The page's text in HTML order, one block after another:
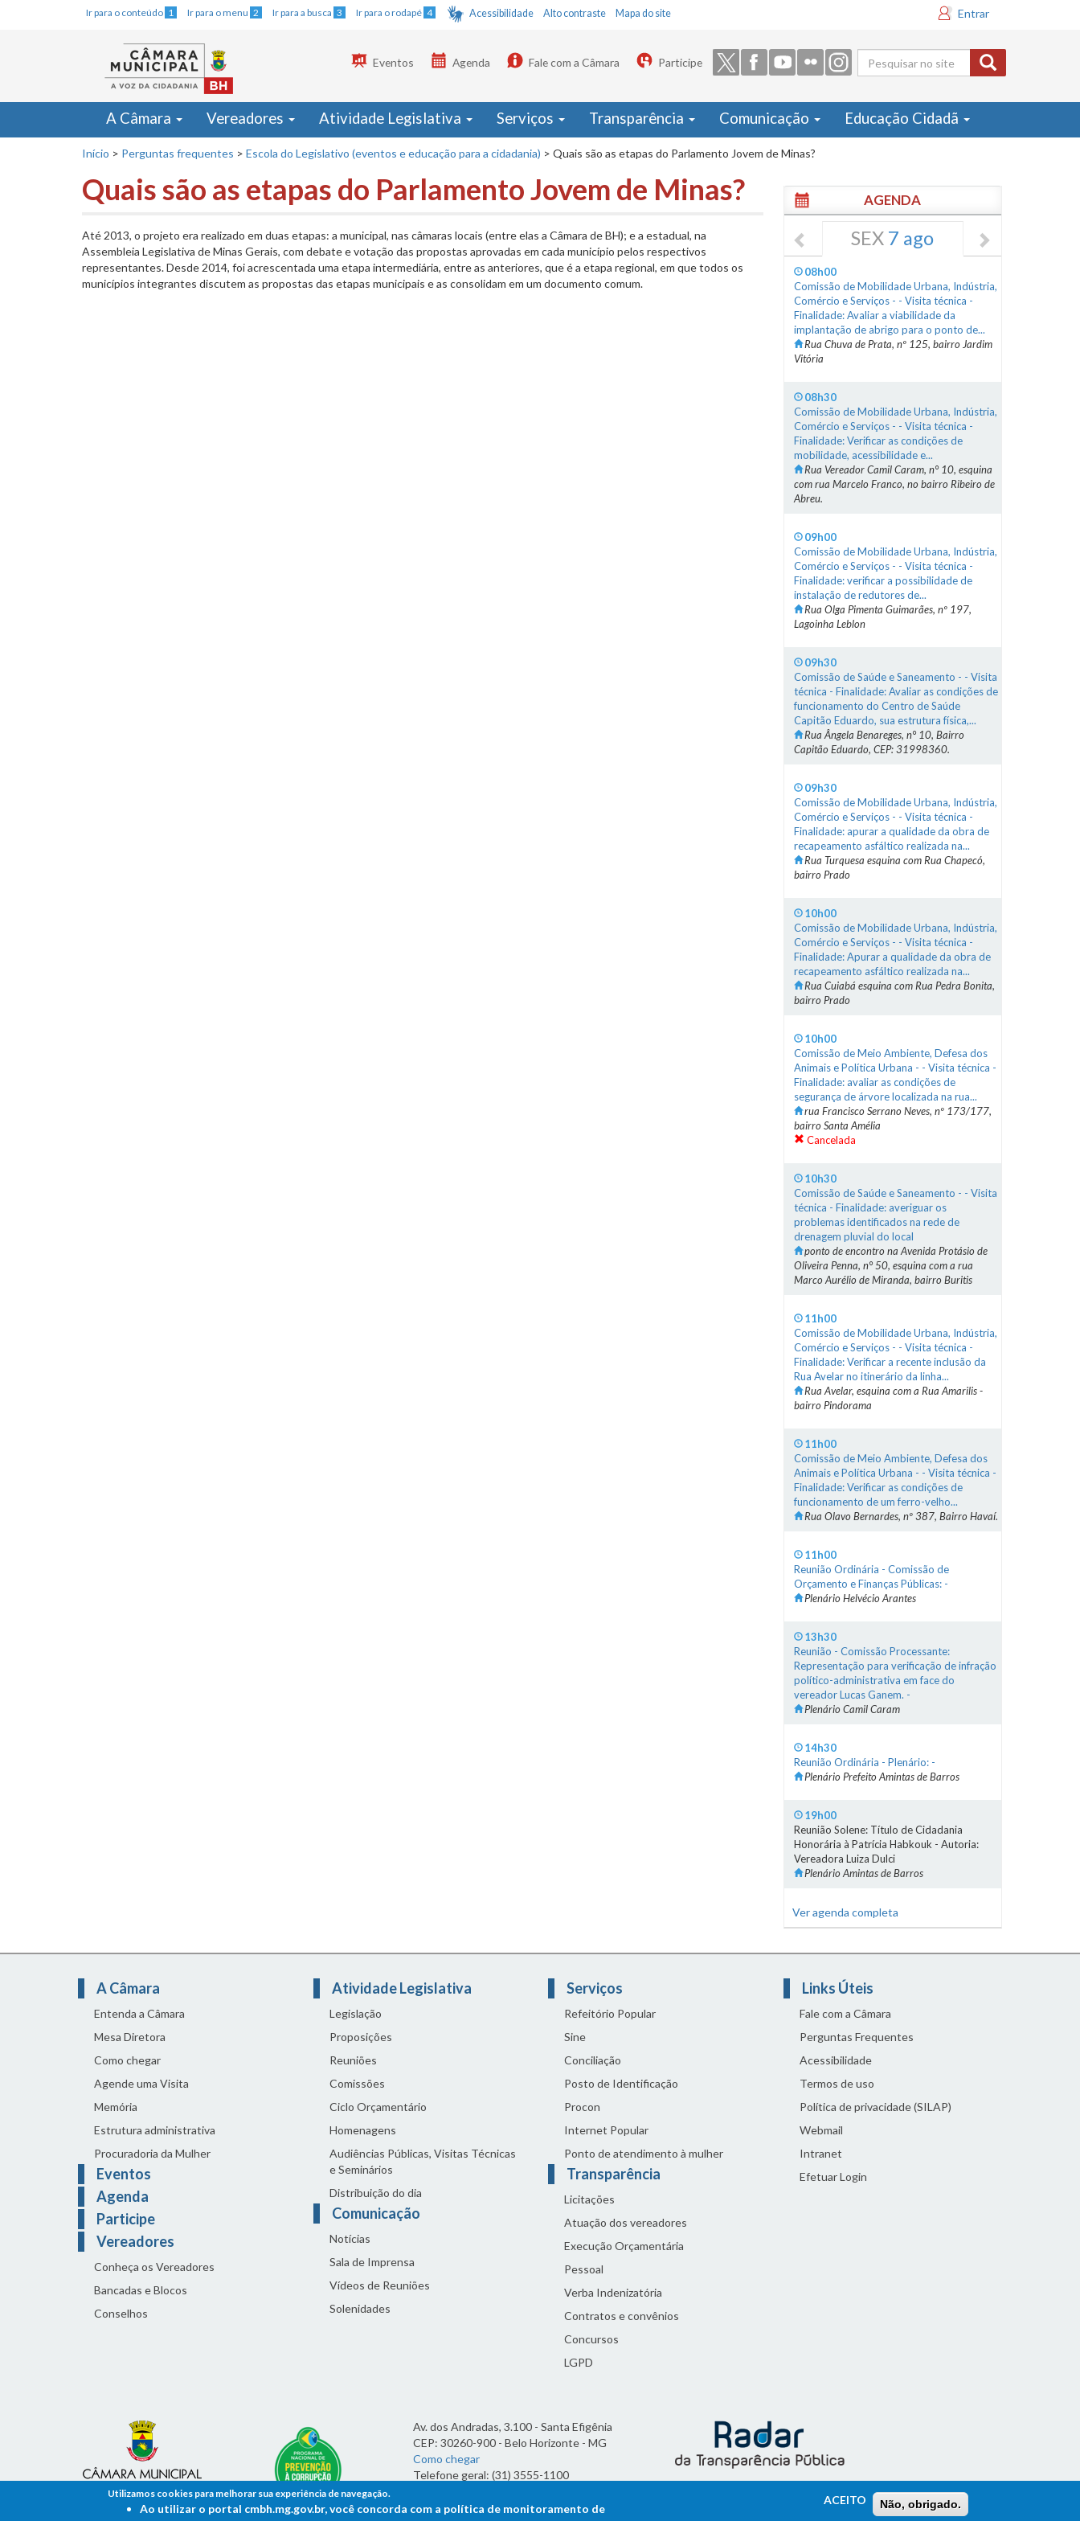
Ir para o conteúdo 1 Ir para o menu 2 Ir para a busca 3 Ir para o rodapé 4 Acessibilidade Alto contraste Mapa do site Entrar
Formulário
de busca
Eventos Agenda Fale com a Câmara Participe
A Câmara Vereadores Atividade Legislativa Serviços Transparência Comunicação Educação Cidadã
Início > Perguntas frequentes > Escola do Legislativo (eventos e educação para a cidadania) > Quais são as etapas do Parlamento Jovem de Minas?
Quais são as etapas do Parlamento Jovem de Minas?
Até 2013, o projeto era realizado em duas etapas: a municipal, nas câmaras locais (entre elas a Câmara de BH); e a estadual, na
Assembleia Legislativa de Minas Gerais, com debate e votação das propostas aprovadas em cada município pelos respectivos
representantes. Desde 2014, foi acrescentada uma etapa intermediária, entre as anteriores, que é a etapa regional, em que todos os
municípios integrantes discutem as propostas das etapas municipais e as consolidam em um documento comum.
AGENDA
SEX 7 ago
08h00
Comissão de Mobilidade Urbana, Indústria,
Comércio e Serviços - - Visita técnica -
Finalidade: Avaliar a viabilidade da
implantação de abrigo para o ponto de...
Rua Chuva de Prata, nº 125, bairro Jardim
Vitória
08h30
Comissão de Mobilidade Urbana, Indústria,
Comércio e Serviços - - Visita técnica -
Finalidade: Verificar as condições de
mobilidade, acessibilidade e...
Rua Vereador Camil Caram, n° 10, esquina
com rua Marcelo Franco, no bairro Ribeiro de
Abreu.
09h00
Comissão de Mobilidade Urbana, Indústria,
Comércio e Serviços - - Visita técnica -
Finalidade: verificar a possibilidade de
instalação de redutores de...
Rua Olga Pimenta Guimarães, nº 197,
Lagoinha Leblon
09h30
Comissão de Saúde e Saneamento - - Visita
técnica - Finalidade: Avaliar as condições de
funcionamento do Centro de Saúde
Capitão Eduardo, sua estrutura física,...
Rua Ângela Benareges, n° 10, Bairro
Capitão Eduardo, CEP: 31998360.
09h30
Comissão de Mobilidade Urbana, Indústria,
Comércio e Serviços - - Visita técnica -
Finalidade: apurar a qualidade da obra de
recapeamento asfáltico realizada na...
Rua Turquesa esquina com Rua Chapecó,
bairro Prado
10h00
Comissão de Mobilidade Urbana, Indústria,
Comércio e Serviços - - Visita técnica -
Finalidade: Apurar a qualidade da obra de
recapeamento asfáltico realizada na...
Rua Cuiabá esquina com Rua Pedra Bonita,
bairro Prado
10h00
Comissão de Meio Ambiente, Defesa dos
Animais e Política Urbana - - Visita técnica -
Finalidade: avaliar as condições de
segurança de árvore localizada na rua...
rua Francisco Serrano Neves, nº 173/177,
bairro Santa Amélia
Cancelada
10h30
Comissão de Saúde e Saneamento - - Visita
técnica - Finalidade: averiguar os
problemas identificados na rede de
drenagem pluvial do local
ponto de encontro na Avenida Protásio de
Oliveira Penna, n° 50, esquina com a rua
Marco Aurélio de Miranda, bairro Buritis
11h00
Comissão de Mobilidade Urbana, Indústria,
Comércio e Serviços - - Visita técnica -
Finalidade: Verificar a recente inclusão da
Rua Avelar no itinerário da linha...
Rua Avelar, esquina com a Rua Amarilis -
bairro Pindorama
11h00
Comissão de Meio Ambiente, Defesa dos
Animais e Política Urbana - - Visita técnica -
Finalidade: Verificar as condições de
funcionamento de um ferro-velho...
Rua Olavo Bernardes, nº 387, Bairro Havaí.
11h00
Reunião Ordinária - Comissão de
Orçamento e Finanças Públicas: -
Plenário Helvécio Arantes
13h30
Reunião - Comissão Processante:
Representação para verificação de infração
político-administrativa em face do
vereador Lucas Ganem. -
Plenário Camil Caram
14h30
Reunião Ordinária - Plenário: -
Plenário Prefeito Amintas de Barros
19h00
Reunião Solene: Título de Cidadania
Honorária à Patrícia Habkouk - Autoria:
Vereadora Luiza Dulci
Plenário Amintas de Barros
Ver agenda completa
A Câmara
Entenda a Câmara
Mesa Diretora
Como chegar
Agende uma Visita
Memória
Estrutura administrativa
Procuradoria da Mulher
Eventos
Agenda
Participe
Vereadores
Conheça os Vereadores
Bancadas e Blocos
Conselhos
Atividade Legislativa
Legislação
Proposições
Reuniões
Comissões
Ciclo Orçamentário
Homenagens
Audiências Públicas, Visitas Técnicas
e Seminários
Distribuição do dia
Comunicação
Notícias
Sala de Imprensa
Vídeos de Reuniões
Solenidades
Serviços
Refeitório Popular
Sine
Conciliação
Posto de Identificação
Procon
Internet Popular
Ponto de atendimento à mulher
Transparência
Licitações
Atuação dos vereadores
Execução Orçamentária
Pessoal
Verba Indenizatória
Contratos e convênios
Concursos
LGPD
Links Úteis
Fale com a Câmara
Perguntas Frequentes
Acessibilidade
Termos de uso
Política de privacidade (SILAP)
Webmail
Intranet
Efetuar Login
Av. dos Andradas, 3.100 - Santa Efigênia
CEP: 30260-900 - Belo Horizonte - MG
Como chegar
Telefone geral: (31) 3555-1100
7h às 19h
Utilizamos cookies para melhorar sua experiência de navegação.
Ao utilizar o portal cmbh.mg.gov.br, você concorda com a política de monitoramento de
ACEITO Não, obrigado.